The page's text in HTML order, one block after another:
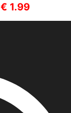
€ 1.99